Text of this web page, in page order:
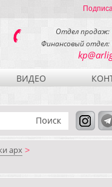
Отдел продаж:
Финансовый отдел:
ВИДЕО
арх >